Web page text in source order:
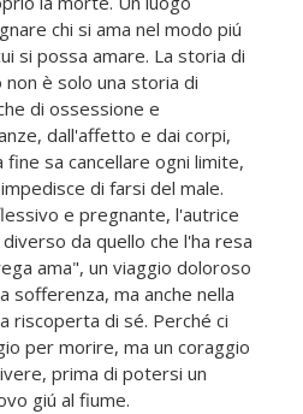
chi si ama nel modo piú
si possa amare. La storia di
è solo una storia di
di ossessione e
dall'affetto e dai corpi,
sa cancellare ogni limite,
di farsi del male.
e pregnante, l'autrice
da quello che l'ha resa
ama", un viaggio doloroso
sofferenza, ma anche nella
riscoperta di sé. Perché ci
per morire, ma un coraggio
prima di potersi un
giú al fiume.